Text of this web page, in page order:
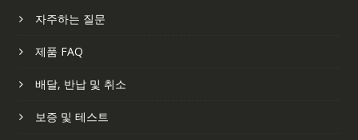
자주하는 질문
제품 FAQ
배달, 반납 및 취소
보증 및 테스트